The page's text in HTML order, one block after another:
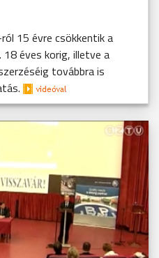
15 évre csökkentik a
éves korig, illetve a
továbbra is